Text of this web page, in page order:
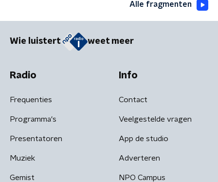
Alle fragmenten
Wie luistert weet meer
Radio
Frequenties
Programma's
Presentatoren
Muziek
Gemist
Info
Contact
Veelgestelde vragen
App de studio
Adverteren
NPO Campus